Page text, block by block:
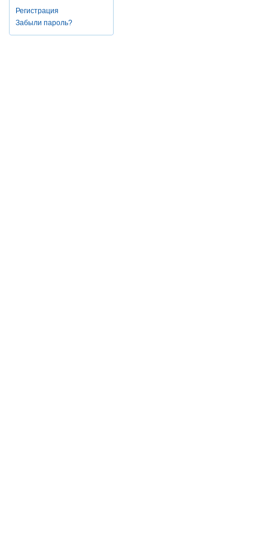
Регистрация
Забыли пароль?